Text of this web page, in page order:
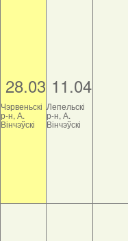
28.03
Чэрвеньскі
р-н, А.
Вінчэўскі
11.04
Лепельскі
р-н, А.
Вінчэўскі